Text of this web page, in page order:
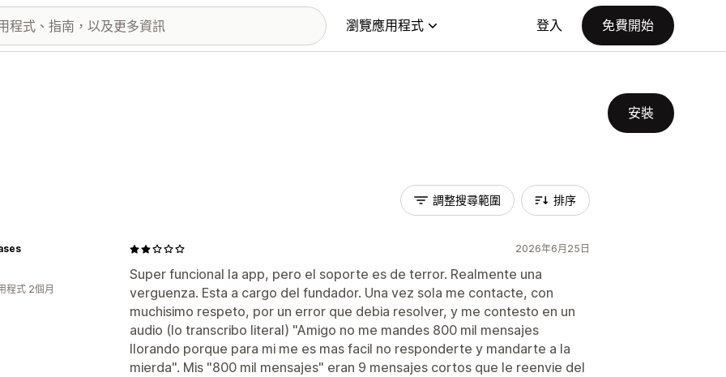
瀏覽應用程式 登入 免費開始
安裝
調整搜尋範圍 排序
2026年6月25日
Super funcional la app, pero el soporte es de terror. Realmente una
verguenza. Esta a cargo del fundador. Una vez sola me contacte, con
muchisimo respeto, por un error que debia resolver, y me contesto en un
audio (lo transcribo literal) "Amigo no me mandes 800 mil mensajes
llorando porque para mi me es mas facil no responderte y mandarte a la
mierda". Mis "800 mil mensajes" eran 9 mensajes cortos que le reenvie del
程式 2個月